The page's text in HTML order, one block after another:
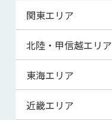
北海道
青森県
宮城県
関東エリア
東京都
神奈川県
埼玉県
北陸・甲信越エリア
新潟県
富山県
東海エリア
岐阜県
近畿エリア